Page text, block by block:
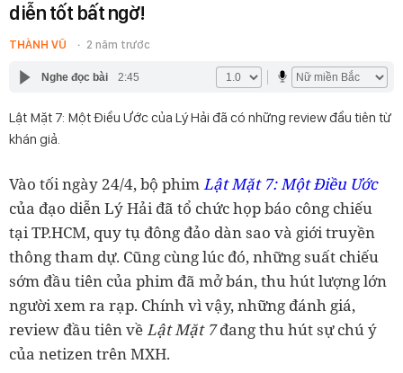
diễn tốt bất ngờ!
THÀNH VŨ 2 năm trước
Nghe đọc bài 2:45
Lật Mặt 7: Một Điều Ước của Lý Hải đã có những review đầu tiên từ
khán giả.
Vào tối ngày 24/4, bộ phimLật Mặt 7: Một Điều Ước
của đạo diễn Lý Hải đã tổ chức họp báo công chiếu
tại TP.HCM, quy tụ đông đảo dàn sao và giới truyền
thông tham dự. Cũng cùng lúc đó, những suất chiếu
sớm đầu tiên của phim đã mở bán, thu hút lượng lớn
người xem ra rạp. Chính vì vậy, những đánh giá,
review đầu tiên vềLật Mặt 7đang thu hút sự chú ý
của netizen trên MXH.